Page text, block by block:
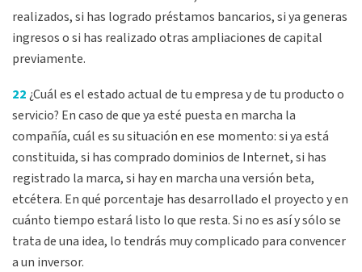
realizados, si has logrado préstamos bancarios, si ya generas
ingresos o si has realizado otras ampliaciones de capital
previamente.
22¿Cuál es el estado actual de tu empresa y de tu producto o
servicio? En caso de que ya esté puesta en marcha la
compañía, cuál es su situación en ese momento: si ya está
constituida, si has comprado dominios de Internet, si has
registrado la marca, si hay en marcha una versión beta,
etcétera. En qué porcentaje has desarrollado el proyecto y en
cuánto tiempo estará listo lo que resta. Si no es así y sólo se
trata de una idea, lo tendrás muy complicado para convencer
a un inversor.